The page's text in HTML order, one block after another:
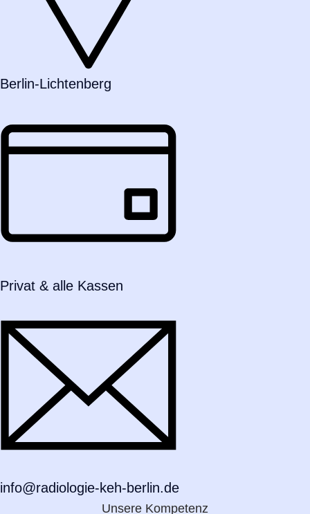
Berlin-Lichtenberg
Privat & alle Kassen
info@radiologie-keh-berlin.de
Unsere Kompetenz